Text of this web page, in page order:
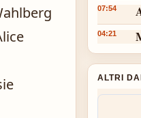
07:54
04:21
ALTRI